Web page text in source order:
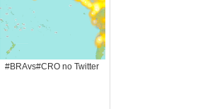
#BRAvs#CRO no Twitter